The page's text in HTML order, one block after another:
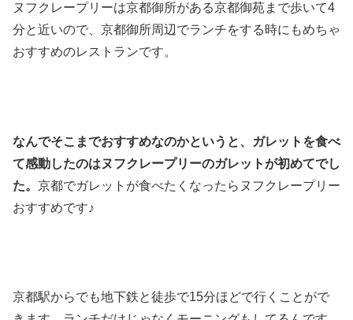
ヌフクレープリーは京都御所がある京都御苑まで歩いて4
分と近いので、京都御所周辺でランチをする時にもめちゃ
おすすめのレストランです。
なんでそこまでおすすめなのかというと、ガレットを食べ
て感動したのはヌフクレープリーのガレットが初めてでし
た。 京都でガレットが食べたくなったらヌフクレープリー
おすすめです♪
京都駅からでも地下鉄と徒歩で15分ほどで行くことがで